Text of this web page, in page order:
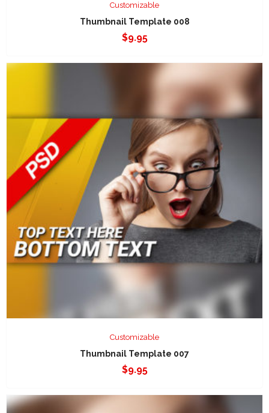
Customizable
Thumbnail Template 008
$9.95
Customizable
Thumbnail Template 007
$9.95